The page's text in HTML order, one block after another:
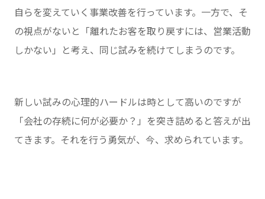
自らを変えていく事業改善を行っています。一方で、そ
の視点がないと「離れたお客を取り戻すには、営業活動
しかない」と考え、同じ試みを続けてしまうのです。
新しい試みの心理的ハードルは時として高いのですが
「会社の存続に何が必要か？」を突き詰めると答えが出
てきます。それを行う勇気が、今、求められています。